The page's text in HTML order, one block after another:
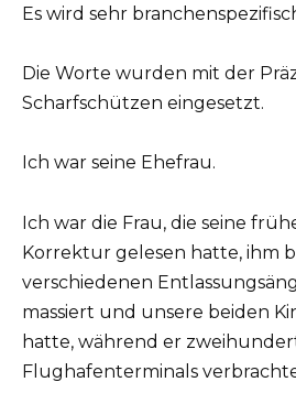
Es wird sehr
Die Worte wurden mit der
Scharfschützen eingesetzt.
Ich war seine Ehefrau.
Ich war die Frau, die seine
Korrektur gelesen hatte, ihm
verschiedenen
massiert und unsere beiden
hatte, während er
Flughafenterminals